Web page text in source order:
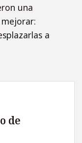
una
a
de